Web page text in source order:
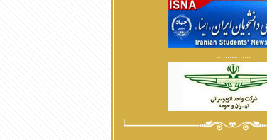
................